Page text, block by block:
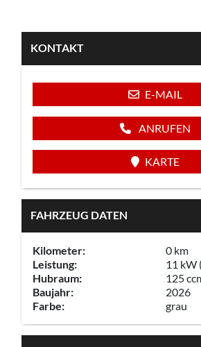
KONTAKT
E-MAIL
ANRUFEN
KARTE
FAHRZEUG DATEN
Kilometer:
0 km
Leistung:
11 kW
Hubraum:
125
Baujahr:
2026
Farbe:
grau